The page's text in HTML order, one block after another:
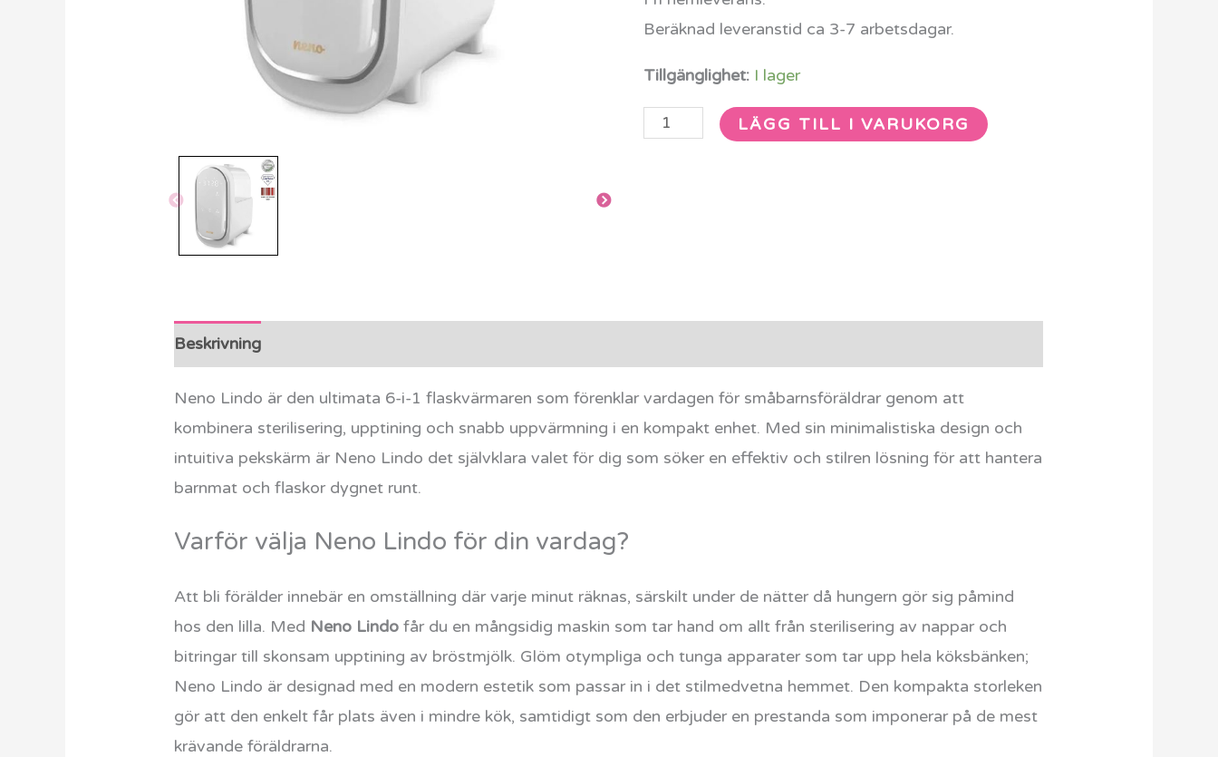
Beräknad leveranstid ca 3-7 arbetsdagar.
Tillgänglighet: I lager
LÄGG TILL I VARUKORG
Beskrivning
Neno Lindo är den ultimata 6-i-1 flaskvärmaren som förenklar vardagen för småbarnsföräldrar genom att
kombinera sterilisering, upptining och snabb uppvärmning i en kompakt enhet. Med sin minimalistiska design och
intuitiva pekskärm är Neno Lindo det självklara valet för dig som söker en effektiv och stilren lösning för att hantera
barnmat och flaskor dygnet runt.
Varför välja Neno Lindo för din vardag?
Att bli förälder innebär en omställning där varje minut räknas, särskilt under de nätter då hungern gör sig påmind
hos den lilla. Med Neno Lindo får du en mångsidig maskin som tar hand om allt från sterilisering av nappar och
bitringar till skonsam upptining av bröstmjölk. Glöm otympliga och tunga apparater som tar upp hela köksbänken;
Neno Lindo är designad med en modern estetik som passar in i det stilmedvetna hemmet. Den kompakta storleken
gör att den enkelt får plats även i mindre kök, samtidigt som den erbjuder en prestanda som imponerar på de mest
krävande föräldrarna.